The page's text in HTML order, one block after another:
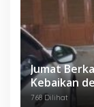
Jumat
Kebaikan
768 Dilihat